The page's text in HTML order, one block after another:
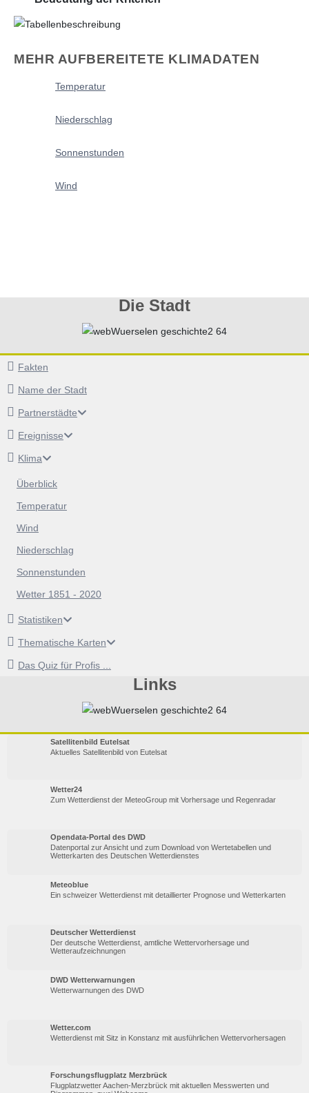
Die Stadt
Fakten
Name der Stadt
Partnerstädte
Ereignisse
Klima
Überblick
Temperatur
Wind
Niederschlag
Sonnenstunden
Wetter 1851 - 2020
Statistiken
Thematische Karten
Das Quiz für Profis ...
Links
Satellitenbild Eutelsat
Aktuelles Satellitenbild von Eutelsat
Wetter24
Zum Wetterdienst der MeteoGroup mit Vorhersage und Regenradar
Opendata-Portal des DWD
Datenportal zur Ansicht und zum Download von Wertetabellen und
Wetterkarten des Deutschen Wetterdienstes
Meteoblue
Ein schweizer Wetterdienst mit detaillierter Prognose und Wetterkarten
Deutscher Wetterdienst
Der deutsche Wetterdienst, amtliche Wettervorhersage und
Wetteraufzeichnungen
DWD Wetterwarnungen
Wetterwarnungen des DWD
Wetter.com
Wetterdienst mit Sitz in Konstanz mit ausführlichen Wettervorhersagen
Forschungsflugplatz Merzbrück
Flugplatzwetter Aachen-Merzbrück mit aktuellen Messwerten und
MEHR AUFBEREITETE KLIMADATEN
Temperatur
Niederschlag
Sonnenstunden
Wind